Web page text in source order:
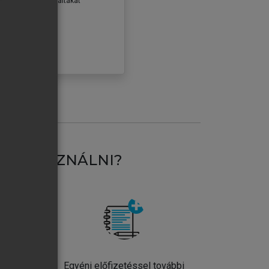
HASZNÁLNI?
Egyéni előfizetéssel további